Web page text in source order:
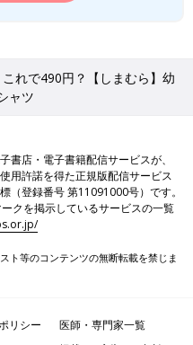
これで490円？【しまむら】幼
ャツ
書店・電子書籍配信サービスが、
用許諾を得た正規版配信サービス
（登録番号 第11091000号）です。
クを掲示しているサービスの一覧
ト等のコンテンツの無断転載を禁じま
リシー
医師・専門家一覧